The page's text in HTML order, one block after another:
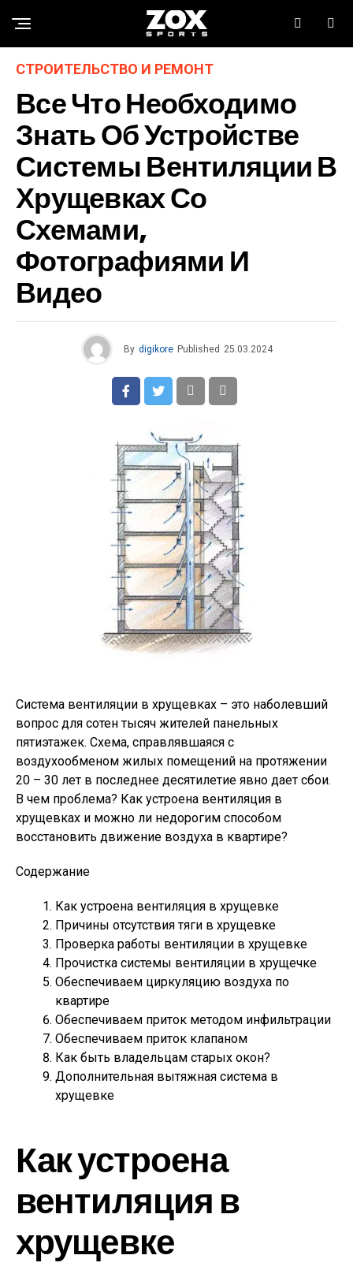
СТРОИТЕЛЬСТВО И РЕМОНТ
Все Что Необходимо
Знать Об Устройстве
Системы Вентиляции В
Хрущевках Со
Схемами,
Фотографиями И
Видео
By digikore Published 25.03.2024
Система вентиляции в хрущевках – это наболевший
вопрос для сотен тысяч жителей панельных
пятиэтажек. Схема, справлявшаяся с
воздухообменом жилых помещений на протяжении
20 – 30 лет в последнее десятилетие явно дает сбои.
В чем проблема? Как устроена вентиляция в
хрущевках и можно ли недорогим способом
восстановить движение воздуха в квартире?
Содержание
Как устроена вентиляция в хрущевке
Причины отсутствия тяги в хрущевке
Проверка работы вентиляции в хрущевке
Прочистка системы вентиляции в хрущечке
Обеспечиваем циркуляцию воздуха по
квартире
Обеспечиваем приток методом инфильтрации
Обеспечиваем приток клапаном
Как быть владельцам старых окон?
Дополнительная вытяжная система в
хрущевке
Как устроена
вентиляция в
хрущевке